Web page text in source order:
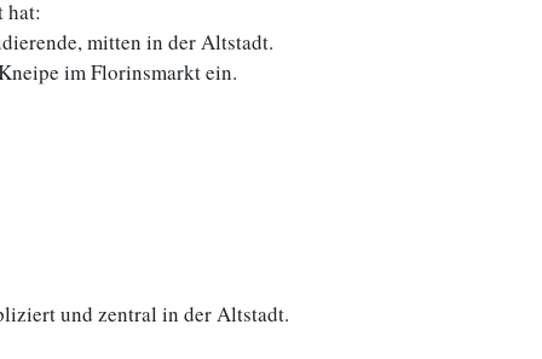
hat:
mitten in der Altstadt.
im Florinsmarkt ein.
und zentral in der Altstadt.